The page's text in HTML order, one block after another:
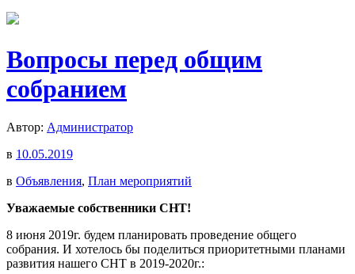
Вопросы перед общим
собранием
Автор: Администратор
в 10.05.2019
в Объявления, План мероприятий
Уважаемые собственники СНТ!
8 июня 2019г. будем планировать проведение общего
собрания. И хотелось бы поделиться приоритетными планами
развития нашего СНТ в 2019-2020г.: